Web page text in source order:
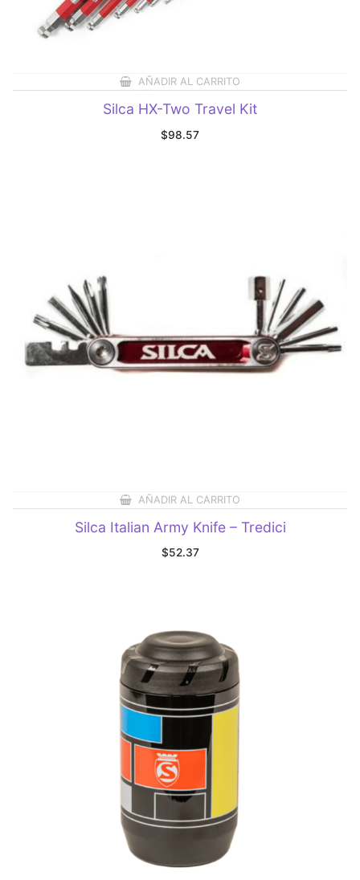
AÑADIR AL CARRITO
Silca HX-Two Travel Kit
$98.57
AÑADIR AL CARRITO
Silca Italian Army Knife – Tredici
$52.37